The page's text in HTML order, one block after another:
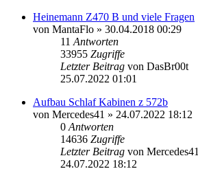
Heinemann Z470 B und viele Fragen
von MantaFlo » 30.04.2018 00:29
11 Antworten
33955 Zugriffe
Letzter Beitrag von DasBr00t
25.07.2022 01:01
Aufbau Schlaf Kabinen z 572b
von Mercedes41 » 24.07.2022 18:12
0 Antworten
14636 Zugriffe
Letzter Beitrag von Mercedes41
24.07.2022 18:12